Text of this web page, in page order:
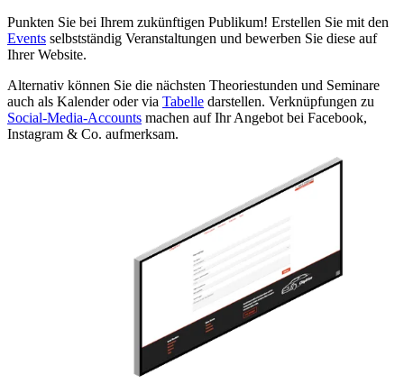
Punkten Sie bei Ihrem zukünftigen Publikum! Erstellen Sie mit den
Events selbstständig Veranstaltungen und bewerben Sie diese auf
Ihrer Website.
Alternativ können Sie die nächsten Theoriestunden und Seminare
auch als Kalender oder via Tabelle darstellen. Verknüpfungen zu
Social-Media-Accounts machen auf Ihr Angebot bei Facebook,
Instagram & Co. aufmerksam.